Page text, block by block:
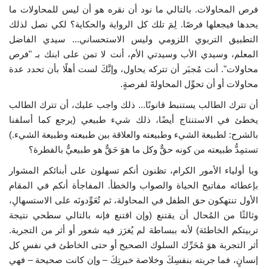
الشركاء
Gallery
لغة
English
Swahili
español
French
Arabic
فرص المحاولات. بالتالي ما نود أن نقره هو أن ليس للمحاولات ما
يحدها فيجعلها فرصًا. لِمَ تلك كل الرواية والحكاية؟ لكي نصل لذلك
التطبيق التربوي اللزومي وليس الاستحساني... سيدي الفاضل
المعلم، وسيدي الأب وسيدتي الأم، أنت لا تمن على ابنك بـ "فرص
محاولات". أنت مُجبَر أن تتركه يحاول، وإنَّكَ لست أهلًا بأن تحدد عدة
محاولات أو أن تحوِّل المحاولةَ لفرصةٍ.
أن تترك الطالب يستنبط قانونًا... ذلك واجب عليك، أن تترك الطالب
يخطئ في الاستنتاج أيضًا، ذلك شيء طبيعي (يرجع كما أسلفنا
بالشرح: لطبيعة الشيء وطبيعته والعلاقة بين طبيعته وطبيعة الشيء.)
تستمِدُّ طبيعته من كونه حقٌّ وكل ما هوَ حَقٌّ هو طبيعيٌّ بالفطرة؟
ويا أولياء الأمور الكرام، تظنون أنكم تسهلون على أبنائكم المشوار
بإعطائه مفاتيح الحياة والصواب والخطأ. المفاجأة أنكم في المقام
الأول تنتهكون حق الطفل في المحاولة، ثم تُعَوِّدونَه على الاستسهالِ،
وثالثًا من المُحال أن يقتنع (وإن اقتنع فإنه بالتالي سطحي نتيجة
تربيتكم الخاطئة) لأنه ببساطة لم يُغرَز فيه شعور أو أثر من التجربة.
أثر التجربة هوَ مُحَرِّك السلوك الصحيح أو حتى الخاطئ في نفسِ كل
إنسانٍ، فما جربته بنفسِكَ وخلاصة خبرتِكَ – وإن كانت صحيحة – فهي